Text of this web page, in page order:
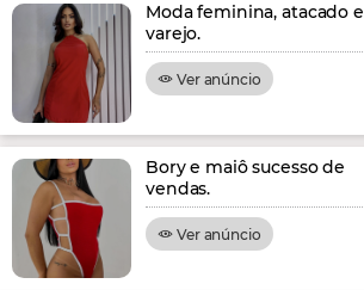
Moda feminina, atacado e
varejo.
Ver anúncio
Bory e maiô sucesso de
vendas.
Ver anúncio